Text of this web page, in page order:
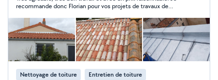
recommande donc Florian pour vos projets de travaux de
Nettoyage de toiture Entretien de toiture